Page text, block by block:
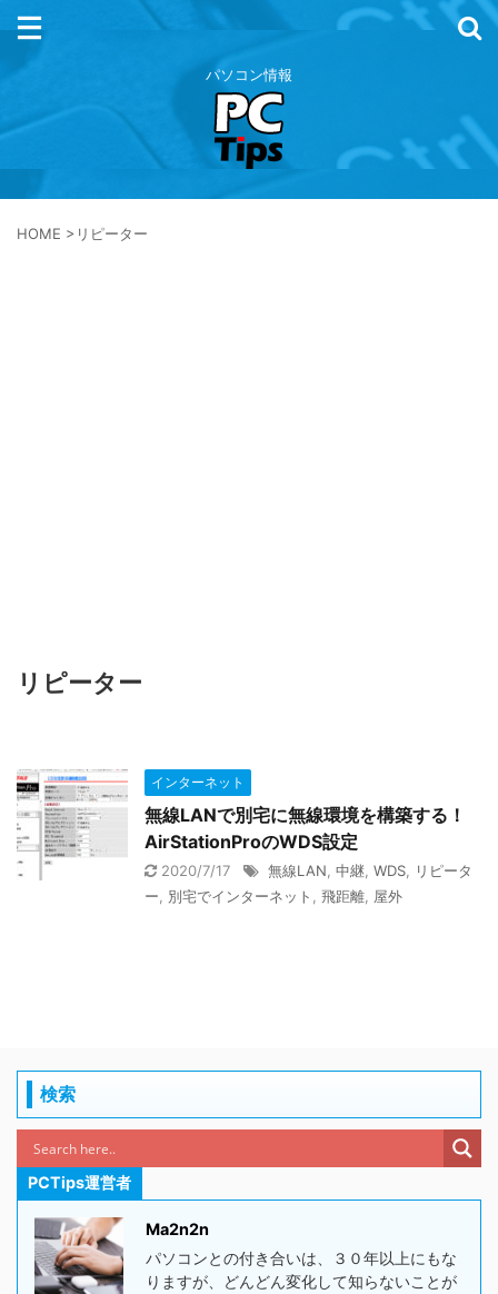
パソコン情報
HOME > リピーター
リピーター
インターネット
無線LANで別宅に無線環境を構築する！
AirStationProのWDS設定
2020/7/17 無線LAN 中継 WDS
リピータ
ー
別宅でインターネット 飛距離 屋外
検索
PCTips運営者
Ma2n2n
パソコンとの付き合いは、３０年以上にもな
りますが、どんどん変化して知らないことが